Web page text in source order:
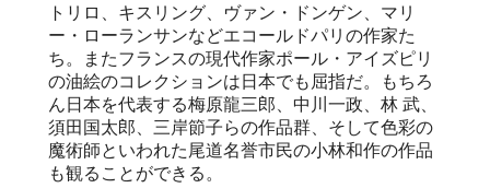
トリロ、キスリング、ヴァン・ドンゲン、マリ
ー・ローランサンなどエコールドパリの作家た
ち。またフランスの現代作家ポール・アイズピリ
の油絵のコレクションは日本でも屈指だ。もちろ
ん日本を代表する梅原龍三郎、中川一政、林 武、
須田国太郎、三岸節子らの作品群、そして色彩の
魔術師といわれた尾道名誉市民の小林和作の作品
も観ることができる。